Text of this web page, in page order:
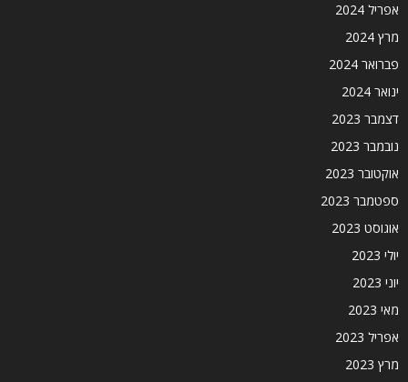
אפריל 2024
מרץ 2024
פברואר 2024
ינואר 2024
דצמבר 2023
נובמבר 2023
אוקטובר 2023
ספטמבר 2023
אוגוסט 2023
יולי 2023
יוני 2023
מאי 2023
אפריל 2023
מרץ 2023